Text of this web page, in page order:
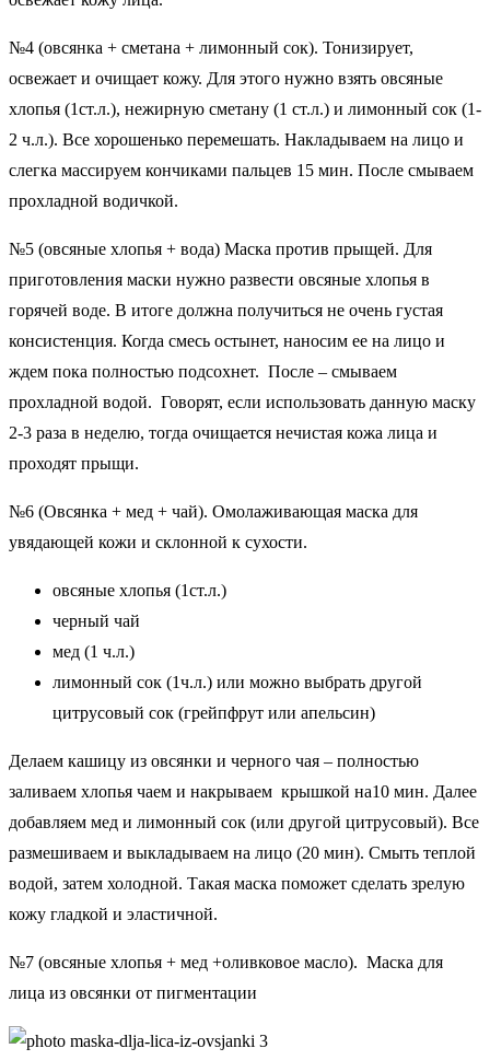
№4 (овсянка + сметана + лимонный сок). Тонизирует,
освежает и очищает кожу. Для этого нужно взять овсяные
хлопья (1ст.л.), нежирную сметану (1 ст.л.) и лимонный сок (1-
2 ч.л.). Все хорошенько перемешать. Накладываем на лицо и
слегка массируем кончиками пальцев 15 мин. После смываем
прохладной водичкой.
№5 (овсяные хлопья + вода) Маска против прыщей. Для
приготовления маски нужно развести овсяные хлопья в
горячей воде. В итоге должна получиться не очень густая
консистенция. Когда смесь остынет, наносим ее на лицо и
ждем пока полностью подсохнет. После – смываем
прохладной водой. Говорят, если использовать данную маску
2-3 раза в неделю, тогда очищается нечистая кожа лица и
проходят прыщи.
№6 (Овсянка + мед + чай). Омолаживающая маска для
увядающей кожи и склонной к сухости.
овсяные хлопья (1ст.л.)
черный чай
мед (1 ч.л.)
лимонный сок (1ч.л.) или можно выбрать другой
цитрусовый сок (грейпфрут или апельсин)
Делаем кашицу из овсянки и черного чая – полностью
заливаем хлопья чаем и накрываем крышкой на10 мин. Далее
добавляем мед и лимонный сок (или другой цитрусовый). Все
размешиваем и выкладываем на лицо (20 мин). Смыть теплой
водой, затем холодной. Такая маска поможет сделать зрелую
кожу гладкой и эластичной.
№7 (овсяные хлопья + мед +оливковое масло). Маска для
лица из овсянки от пигментации